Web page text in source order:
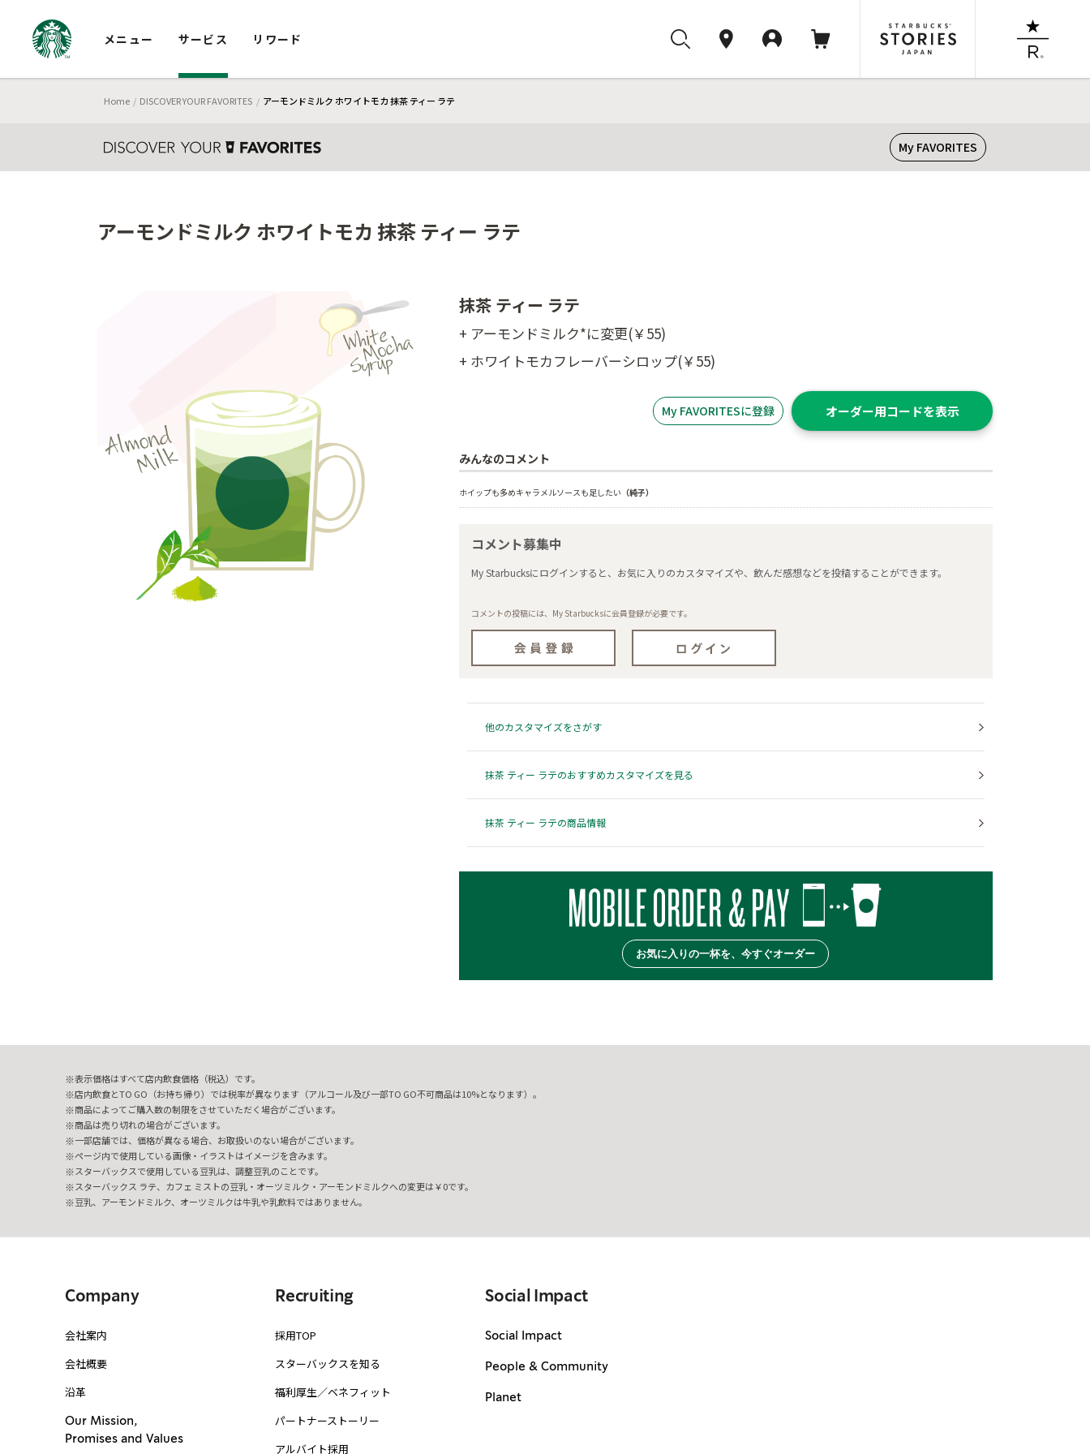
メニュー サービス リワード
Home DISCOVER YOUR FAVORITES アーモンドミルク ホワイトモカ 抹茶 ティー ラテ
My FAVORITES
アーモンドミルク ホワイトモカ 抹茶 ティー ラテ
抹茶 ティー ラテ
+ アーモンドミルク*に変更(￥55)
+ ホワイトモカフレーバーシロップ(￥55)
My FAVORITESに登録 オーダー用コードを表示
みんなのコメント
ホイップも多めキャラメルソースも足したい （純子）
コメント募集中
My Starbucksにログインすると、お気に入りのカスタマイズや、飲んだ感想などを投稿することができます。
コメントの投稿には、My Starbucksに会員登録が必要です。
他のカスタマイズをさがす
抹茶 ティー ラテのおすすめカスタマイズを見る
抹茶 ティー ラテの商品情報
お気に入りの一杯を、今すぐオーダー
表示価格はすべて店内飲食価格（税込）です。
店内飲食とTO GO（お持ち帰り）では税率が異なります（アルコール及び一部TO GO不可商品は10%となります）。
商品によってご購入数の制限をさせていただく場合がございます。
商品は売り切れの場合がございます。
一部店舗では、価格が異なる場合、お取扱いのない場合がございます。
ページ内で使用している画像・イラストはイメージを含みます。
スターバックスで使用している豆乳は、調整豆乳のことです。
スターバックス ラテ、カフェ ミストの豆乳・オーツミルク・アーモンドミルクへの変更は￥0です。
豆乳、アーモンドミルク、オーツミルクは牛乳や乳飲料ではありません。
Company
会社案内
会社概要
沿革
Our Mission,
Promises and Values
Recruiting
採用TOP
スターバックスを知る
福利厚生／ベネフィット
パートナーストーリー
アルバイト採用
Social Impact
Social Impact
People & Community
Planet